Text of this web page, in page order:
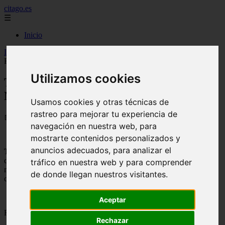
Utilizamos cookies
Usamos cookies y otras técnicas de
rastreo para mejorar tu experiencia de
navegación en nuestra web, para
mostrarte contenidos personalizados y
anuncios adecuados, para analizar el
tráfico en nuestra web y para comprender
de donde llegan nuestros visitantes.
Aceptar
Rechazar
citago.es
☰
Inicio
Inicio
Redes Sociales Para Ligar
Twoo - Red Social Para Conocer Gente
Nueva | Redes Sociales Para Ligar
📅 05/09/2025
Twoo
es una red social muy similar a badoo, una gran comunidad
donde puedesligar y conocer gentemientras te diviertes. En este
momento cuenta con más de 70 millones de registros y va en
crecimiento constante.
Registro en Twoo: